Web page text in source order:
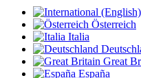
Österreich
Italia
Great
España